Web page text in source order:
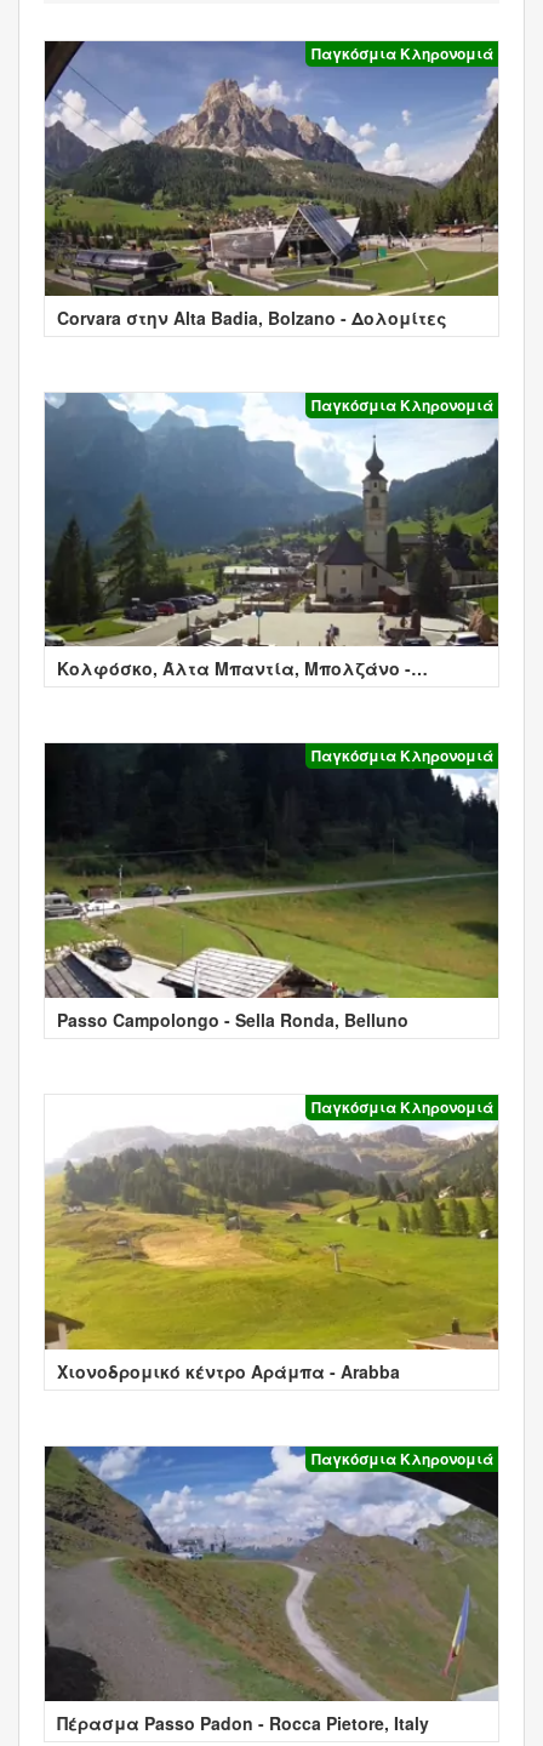
Παγκόσμια Κληρονομιά
Corvara στην Alta Badia, Bolzano - Δολομίτες
Παγκόσμια Κληρονομιά
Κολφόσκο, Άλτα Μπαντία, Μπολζάνο -
Colfosco
Παγκόσμια Κληρονομιά
Passo Campolongo - Sella Ronda, Belluno
Παγκόσμια Κληρονομιά
Χιονοδρομικό κέντρο Αράμπα - Arabba
Παγκόσμια Κληρονομιά
Πέρασμα Passo Padon - Rocca Pietore, Italy